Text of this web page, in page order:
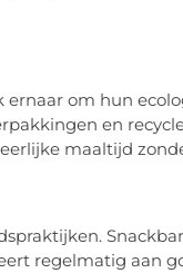
om hun
en
maaltijd
regelmatig aan